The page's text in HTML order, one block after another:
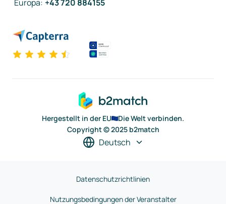
Europa: +43 720 884155
Hergestellt in der EU
Die Welt verbinden.
Copyright © 2025 b2match
Deutsch
Datenschutzrichtlinien
Nutzungsbedingungen der Veranstalter